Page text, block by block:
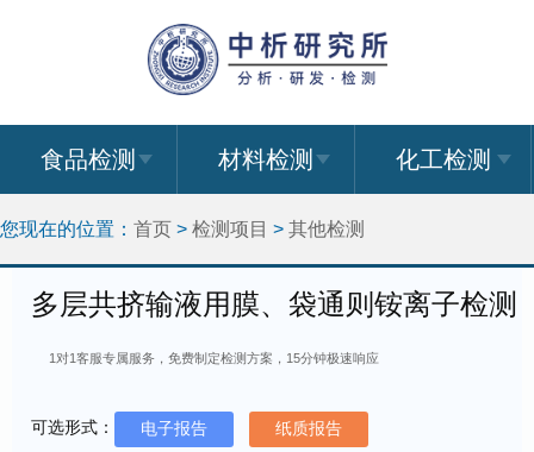
食品检测 材料检测 化工检测
您现在的位置： 首页 > 检测项目 > 其他检测
多层共挤输液用膜、袋通则铵离子检测
1对1客服专属服务，免费制定检测方案，15分钟极速响应
可选形式： 电子报告 纸质报告